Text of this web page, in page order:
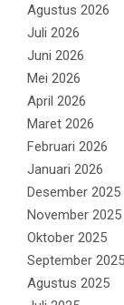
Agustus 2026
Juli 2026
Juni 2026
Mei 2026
April 2026
Maret 2026
Februari 2026
Januari 2026
Desember 2025
November 2025
Oktober 2025
September 2025
Agustus 2025